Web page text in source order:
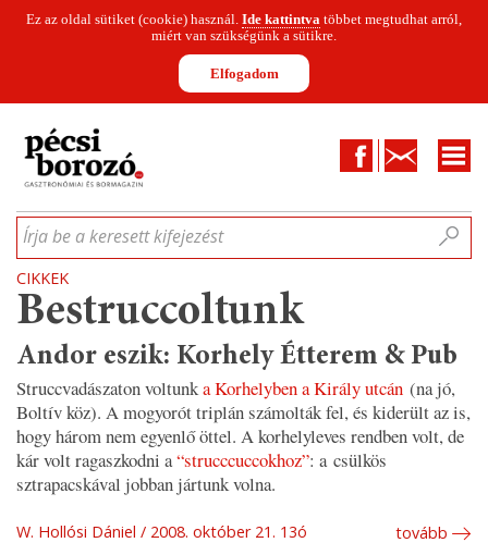
Ez az oldal sütiket (cookie) használ. Ide kattintva többet megtudhat arról,
miért van szükségünk a sütikre.
Elfogadom
FacebookKapcsolat
CIKKEKHÍREKINFOGRAFIKÁKMUNKATÁRSAKWINESOFA
Írja be a keresett kifejezést
CIKKEK
Bestruccoltunk
Andor eszik: Korhely Étterem & Pub
Struccvadászaton voltunka Korhelyben a Király utcán (na jó,
Boltív köz). A mogyorót triplán számolták fel, és kiderült az is,
hogy három nem egyenlő öttel. A korhelyleves rendben volt, de
kár volt ragaszkodni a“strucccuccokhoz”: a csülkös
sztrapacskával jobban jártunk volna.
W. Hollósi Dániel 2008. október 21. 13ó tovább